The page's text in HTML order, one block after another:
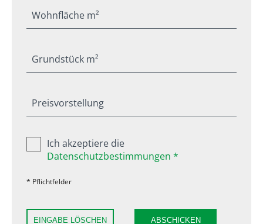
Wohnfläche m²
Grundstück m²
Preisvorstellung
Ich akzeptiere die
Datenschutzbestimmungen *
* Pflichtfelder
EINGABE LÖSCHEN ABSCHICKEN